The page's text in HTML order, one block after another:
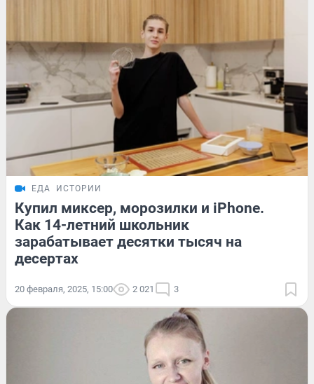
ЕДА ИСТОРИИ
Купил миксер, морозилки и iPhone.
Как 14-летний школьник
зарабатывает десятки тысяч на
десертах
20 февраля, 2025, 15:00 2 021 3